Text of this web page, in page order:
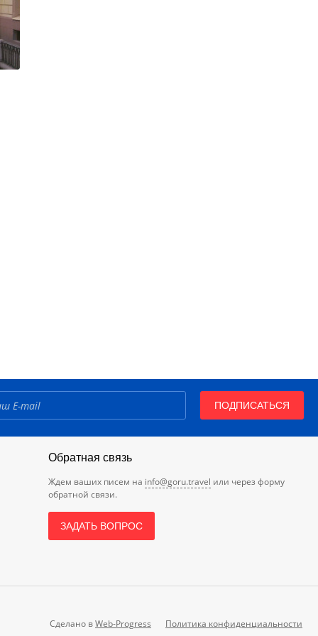
ПОДПИСАТЬСЯ
Обратная связь
Ждем ваших писем на info@goru.travel или через форму
обратной связи.
ЗАДАТЬ ВОПРОС
Сделано вWeb-Progress Политика конфиденциальности